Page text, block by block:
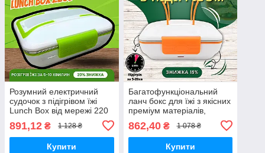
Розумний електричний
судочок з підігрівом їжі
Lunch Box від мережі 220
891,12 ₴ 1 128 ₴
Купити
Багатофункціональний
ланч бокс для їжі з якісних
преміум матеріалів,
працює від мережі 220 V
820 мл
862,40₴ 1 078 ₴
Купити